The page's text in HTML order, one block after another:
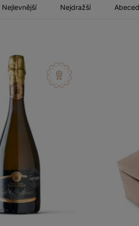
Nejlevnější Nejdražší